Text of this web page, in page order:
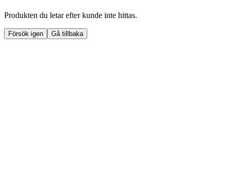
Produkten du letar efter kunde inte hittas.
Försök igen Gå tillbaka